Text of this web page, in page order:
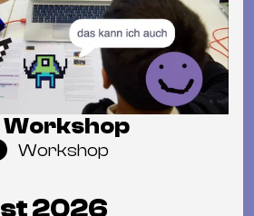
Workshop
Workshop
2026